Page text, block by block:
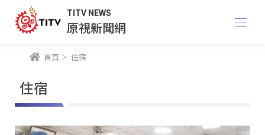
TITV NEWS
原視新聞網
首頁 住宿
住宿